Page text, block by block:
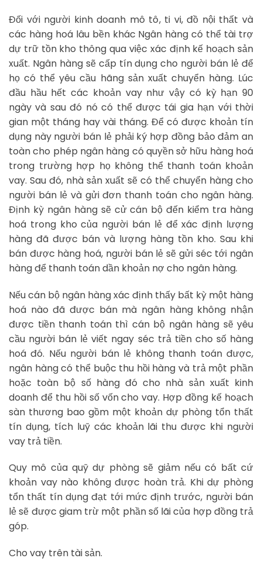
Đối với người kinh doanh mô tô, ti vi, đồ nội thất và
các hàng hoá lâu bền khác Ngân hàng có thể tài trợ
dự trữ tồn kho thông qua việc xác định kế hoạch sản
xuất. Ngân hàng sẽ cấp tín dụng cho người bán lẻ để
họ có thể yêu cầu hãng sản xuất chuyển hàng. Lúc
đầu hầu hết các khoản vay như vậy có kỳ hạn 90
ngày và sau đó nó có thể được tái gia hạn với thời
gian một tháng hay vài tháng. Để có được khoản tín
dụng này người bán lẻ phải ký hợp đồng bảo đảm an
toàn cho phép ngân hàng có quyền sở hữu hàng hoá
trong trường hợp họ không thể thanh toán khoản
vay. Sau đó, nhà sản xuất sẽ có thể chuyển hàng cho
người bán lẻ và gửi đơn thanh toán cho ngân hàng.
Định kỳ ngân hàng sẽ cử cán bộ đến kiểm tra hàng
hoá trong kho của người bán lẻ để xác định lượng
hàng đã được bán và lượng hàng tồn kho. Sau khi
bán được hàng hoá, người bán lẻ sẽ gửi séc tới ngân
hàng để thanh toán dần khoản nợ cho ngân hàng.
Nếu cán bộ ngân hàng xác định thấy bất kỳ một hàng
hoá nào đã được bán mà ngân hàng không nhận
được tiền thanh toán thì cán bộ ngân hàng sẽ yêu
cầu người bán lẻ viết ngay séc trả tiền cho số hàng
hoá đó. Nếu người bán lẻ không thanh toán được,
ngân hàng có thể buộc thu hồi hàng và trả một phần
hoặc toàn bộ số hàng đó cho nhà sản xuất kinh
doanh để thu hồi số vốn cho vay. Hợp đồng kế hoạch
sàn thương bao gồm một khoản dự phòng tổn thất
tín dụng, tích luỹ các khoản lãi thu được khi người
vay trả tiền.
Quy mô của quỹ dự phòng sẽ giảm nếu có bất cứ
khoản vay nào không được hoàn trả. Khi dự phòng
tổn thất tín dụng đạt tới mức định trước, người bán
lẻ sẽ được giam trừ một phần số lãi của hợp đồng trả
góp.
Cho vay trên tài sản.